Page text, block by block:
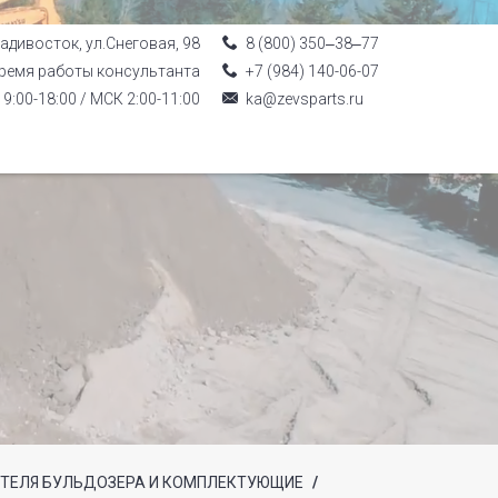
ул.Снеговая, 98
работы консультанта
18:00 / МСК 2:00-11:00
8 (800) 350‒38‒77
+7 (984) 140-06-07
ka@zevsparts.ru
БУЛЬДОЗЕРА И КОМПЛЕКТУЮЩИЕ /